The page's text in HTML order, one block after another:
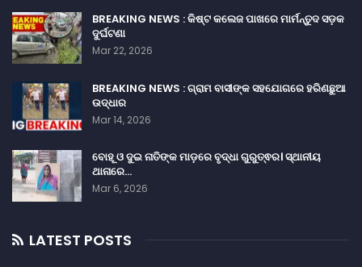
BREAKING NEWS : କିଷ୍ଟ କଲେଜ ପାଖରେ ମାର୍ମନ୍ତୁଦ ସଡ଼କ
ଦୁର୍ଘଟଣା
Mar 22, 2026
BREAKING NEWS : ଗ୍ରାମ ବାସୀଙ୍କ ସହଯୋଗରେ ହରିଣଛୁଆ
ଉଦ୍ଧାର
Mar 14, 2026
ବୋହୂ ଓ ଦୁଇ ନାତିଙ୍କ ମାଡ଼ରେ ବୃଦ୍ଧା ଗୁରୁତ୍ଵର। ସ୍ଥାନୀୟ
ଥାନାରେ…
Mar 6, 2026
LATEST POSTS